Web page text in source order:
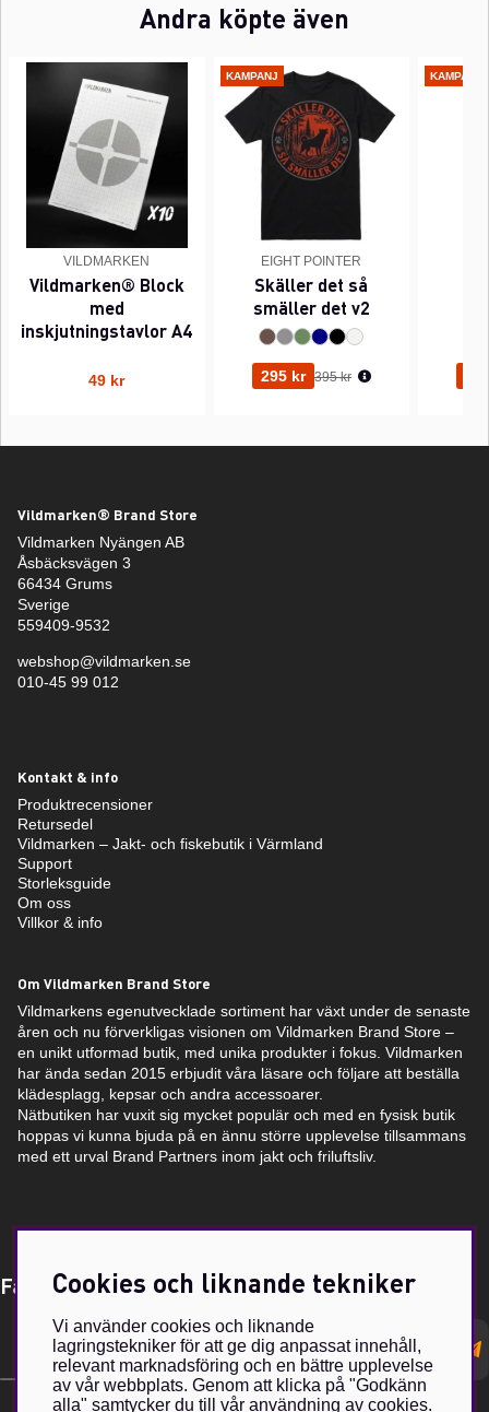
Andra köpte även
VILDMARKEN
Vildmarken® Block
med
inskjutningstavlor A4
49 kr
KAMPANJ
EIGHT POINTER
Skäller det så
smäller det v2
295 kr Ordinarie pris:
395 kr
KAMPANJ
Vildmarken® Brand Store
Vildmarken Nyängen AB
Åsbäcksvägen 3
66434 Grums
Sverige
559409-9532
webshop@vildmarken.se
010-45 99 012
Kontakt & info
Produktrecensioner
Retursedel
Vildmarken – Jakt- och fiskebutik i Värmland
Support
Storleksguide
Om oss
Villkor & info
Om Vildmarken Brand Store
Vildmarkens egenutvecklade sortiment har växt under de senaste
åren och nu förverkligas visionen om Vildmarken Brand Store –
en unikt utformad butik, med unika produkter i fokus. Vildmarken
har ända sedan 2015 erbjudit våra läsare och följare att beställa
klädesplagg, kepsar och andra accessoarer.
Nätbutiken har vuxit sig mycket populär och med en fysisk butik
hoppas vi kunna bjuda på en ännu större upplevelse tillsammans
med ett urval Brand Partners inom jakt och friluftsliv.
Få Magasin Vildmarken direkt till din e-post!*
postadress
Cookies och liknande tekniker
Vi använder cookies och liknande
lagringstekniker för att ge dig anpassat innehåll,
relevant marknadsföring och en bättre upplevelse
av vår webbplats. Genom att klicka på "Godkänn
alla" samtycker du till vår användning av cookies.